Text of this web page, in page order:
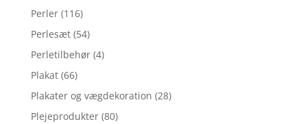
Perler (116)
Perlesæt (54)
Perletilbehør (4)
Plakat (66)
Plakater og vægdekoration (28)
Plejeprodukter (80)